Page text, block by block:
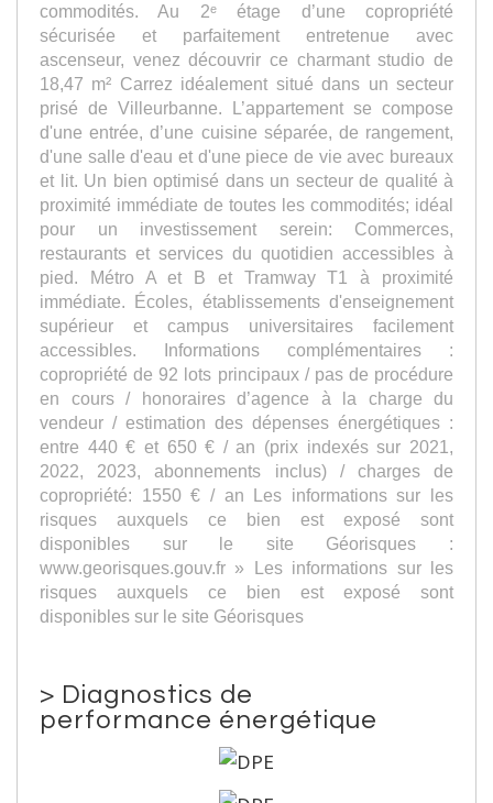
commodités. Au 2ᵉ étage d’une copropriété
sécurisée et parfaitement entretenue avec
ascenseur, venez découvrir ce charmant studio de
18,47 m² Carrez idéalement situé dans un secteur
prisé de Villeurbanne. L’appartement se compose
d'une entrée, d’une cuisine séparée, de rangement,
d'une salle d'eau et d'une piece de vie avec bureaux
et lit. Un bien optimisé dans un secteur de qualité à
proximité immédiate de toutes les commodités; idéal
pour un investissement serein: Commerces,
restaurants et services du quotidien accessibles à
pied. Métro A et B et Tramway T1 à proximité
immédiate. Écoles, établissements d'enseignement
supérieur et campus universitaires facilement
accessibles. Informations complémentaires :
copropriété de 92 lots principaux / pas de procédure
en cours / honoraires d’agence à la charge du
vendeur / estimation des dépenses énergétiques :
entre 440 € et 650 € / an (prix indexés sur 2021,
2022, 2023, abonnements inclus) / charges de
copropriété: 1550 € / an Les informations sur les
risques auxquels ce bien est exposé sont
disponibles sur le site Géorisques :
www.georisques.gouv.fr » Les informations sur les
risques auxquels ce bien est exposé sont
disponibles sur le site Géorisques
> Diagnostics de
performance énergétique